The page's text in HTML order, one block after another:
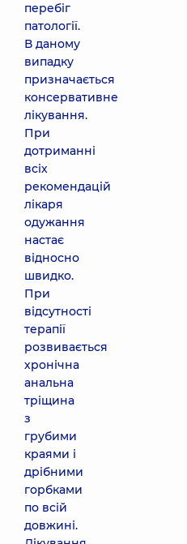
перебіг
патології.
В даному
випадку
призначається
консервативне
лікування.
При
дотриманні
всіх
рекомендацій
лікаря
одужання
настає
відносно
швидко.
При
відсутності
терапії
розвивається
хронічна
анальна
тріщина
з
грубими
краями і
дрібними
горбками
по всій
довжині.